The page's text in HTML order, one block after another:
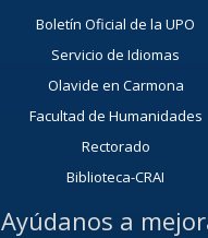
Boletín Oficial de la UPO
Servicio de Idiomas
Olavide en Carmona
Facultad de Humanidades
Rectorado
Biblioteca-CRAI
Ayúdanos a